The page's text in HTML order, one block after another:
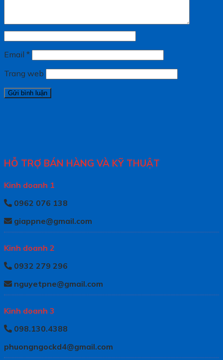
Email *
Trang web
HỖ TRỢ BÁN HÀNG VÀ KỸ THUẬT
Kinh doanh 1
0962 076 138
giappne@gmail.com
Kinh doanh 2
0932 279 296
nguyetpne@gmail.com
Kinh doanh 3
098.130.4388
phuongngockd4@gmail.com